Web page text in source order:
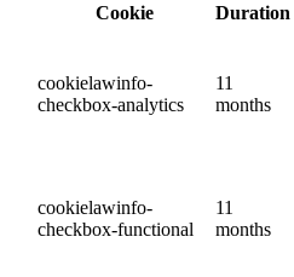
Cookie
Duration
cookielawinfo-
checkbox-analytics
11
months
cookielawinfo-
checkbox-functional
11
months